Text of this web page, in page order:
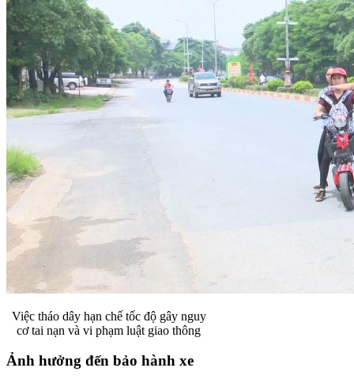
Việc tháo dây hạn chế tốc độ gây nguy
cơ tai nạn và vi phạm luật giao thông
Ảnh hưởng đến bảo hành xe